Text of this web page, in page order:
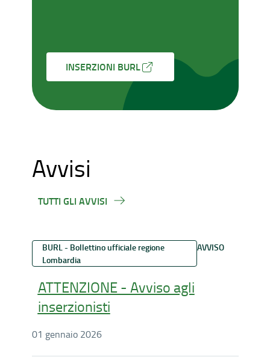
INSERZIONI BURL
Avvisi
TUTTI GLI AVVISI
BURL - Bollettino ufficiale regione
Lombardia
AVVISO
ATTENZIONE - Avviso agli
inserzionisti
01 gennaio 2026